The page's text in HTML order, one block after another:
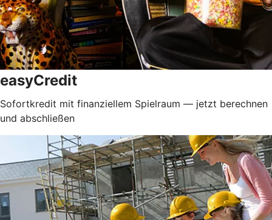
easyCredit
Sofortkredit mit finanziellem Spielraum — jetzt berechnen
und abschließen